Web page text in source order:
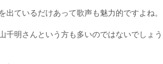
ているだけあって歌声も魅力的ですよね。
千明さんという方も多いのではないでしょう